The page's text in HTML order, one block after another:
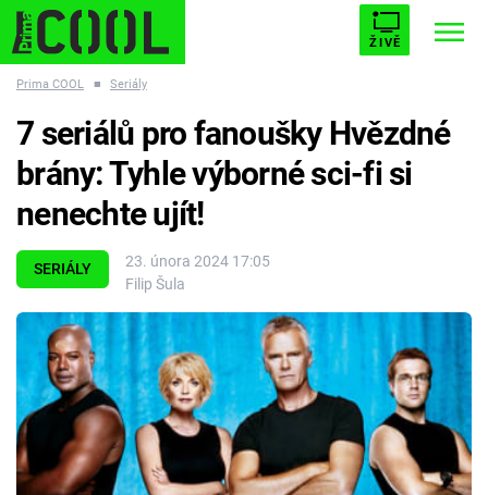
ŽIVĚ
ESCAPE PLNEJ KOTEL AVENGERS 5
Témata
Filmy
Seriály
Hry
Prima COOL ■ Seriály
SERIÁLY
23. února 2024 17:05
Filip Šula
7 seriálů pro fanoušky Hvězdné
brány: Tyhle výborné sci-fi si
nenechte ujít!